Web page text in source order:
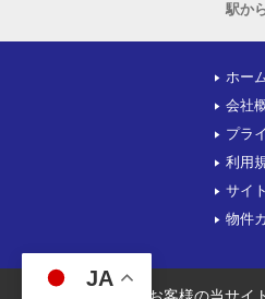
JA
駅か
ホー
会社
プラ
利用
サイ
物件